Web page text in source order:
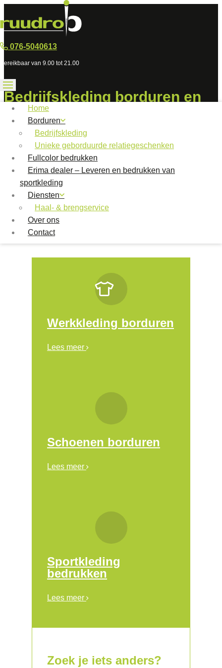
076-5040613
Bereikbaar van 9.00 tot 21.00
Home
Borduren
Bedrijfskleding
Unieke geborduurde relatiegeschenken
Fullcolor bedrukken
Erima dealer – Leveren en bedrukken van
sportkleding
Diensten
Haal- & brengservice
Over ons
Contact
Bedrijfskleding borduren en
bedrukken – ook schoen
Snelle levering en kleine oplages mogelijk
Werkkleding borduren
Lees meer
Schoenen borduren
Lees meer
Sportkleding
bedrukken
Lees meer
Zoek je iets anders?